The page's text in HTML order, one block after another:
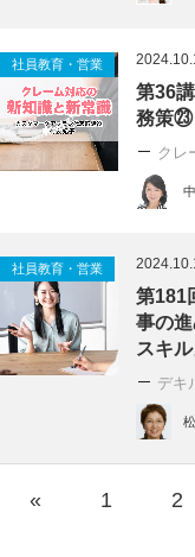
社員教育・営業
第36
務策
クレ
社員教育・営業
第181
事の
スキル
デキ
« 1 2